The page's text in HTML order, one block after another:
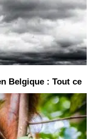
Belgique : Tout ce